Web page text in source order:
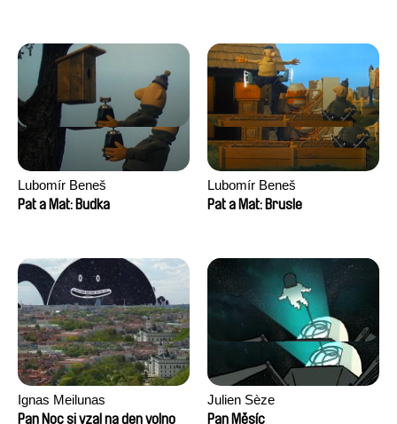
Lubomír Beneš
Pat a Mat: Budka
Lubomír Beneš
Pat a Mat: Brusle
Ignas Meilunas
Pan Noc si vzal na den volno
Julien Sèze
Pan Měsíc